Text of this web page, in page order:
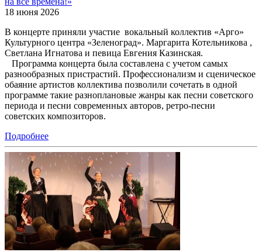
18 июня 2026
В концерте приняли участие вокальный коллектив «Арго»
Культурного центра «Зеленоград». Маргарита Котельникова ,
Светлана Игнатова и певица Евгения Казинская.
Программа концерта была составлена с учетом самых
разнообразных пристрастий. Профессионализм и сценическое
обаяние артистов коллектива позволили сочетать в одной
программе такие разноплановые жанры как песни советского
периода и песни современных авторов, ретро-песни
советских композиторов.
Подробнее